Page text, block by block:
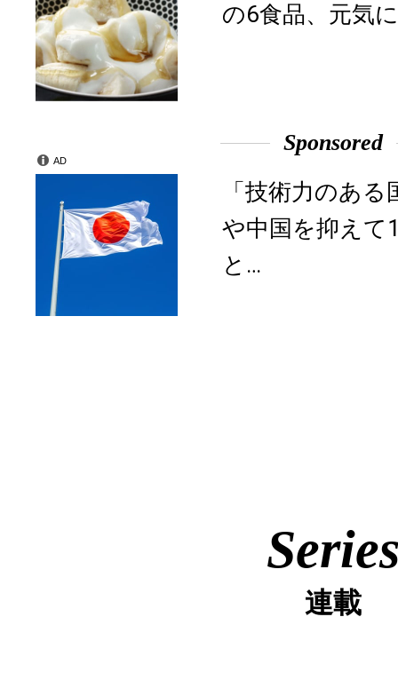
の6食品、元気
Sponsored
「技術力のあ
や中国を抑えて
と…
AD
連載